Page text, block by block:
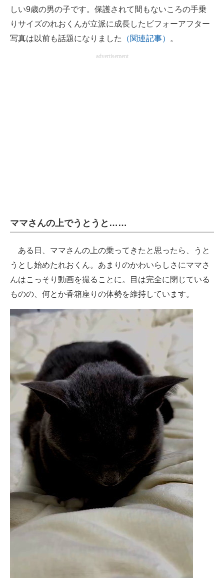
電子設計の基本と応用
エネルギーの専門メディア
しい9歳の男の子です。保護されて間もないころの手乗
りサイズのれおくんが立派に成長したビフォーアフター
写真は以前も話題になりました
（関連記事） 。
advertisement
ママさんの上でうとうと……
ある日、ママさんの上の乗ってきたと思ったら、うと
うとし始めたれおくん。あまりのかわいらしさにママさ
んはこっそり動画を撮ることに。目は完全に閉じている
ものの、何とか香箱座りの体勢を維持しています。